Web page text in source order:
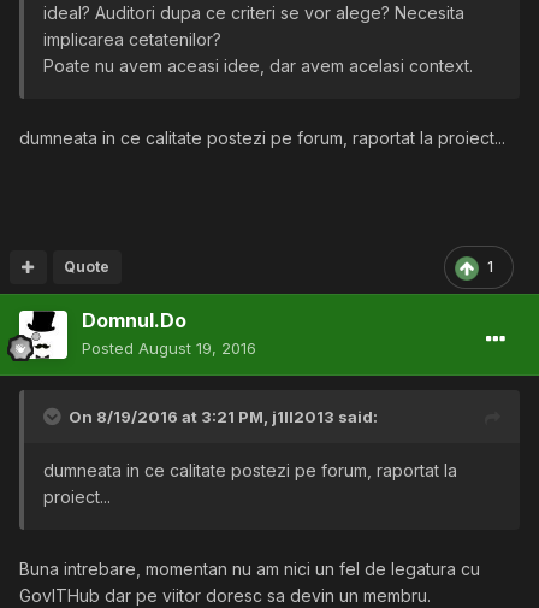
ideal? Auditori dupa ce criteri se vor alege? Necesita
implicarea cetatenilor?
Poate nu avem aceasi idee, dar avem acelasi context.
dumneata in ce calitate postezi pe forum, raportat la proiect...
1
Quote
Domnul.Do
Posted August 19, 2016
On 8/19/2016 at 3:21 PM, j1ll2013 said:
dumneata in ce calitate postezi pe forum, raportat la
proiect...
Buna intrebare, momentan nu am nici un fel de legatura cu
GovITHub dar pe viitor doresc sa devin un membru.